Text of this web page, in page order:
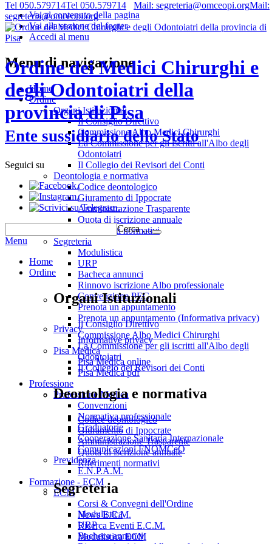
Vai al contenuto della pagina
Vai alla sezione del footer
Accedi al menu
Tel 050.579714Tel 050.579714 Mail: segreteria@omceopi.orgMail:
segreteria@omceopi.org
Ordine dei Medici Chirurghi e
degli Odontoiatri della
provincia di Pisa
Ente sussidiario dello Stato
Seguici su
.
.
.
Cerca …
Menu
Home
Ordine
Organi Istituzionali
Il Consiglio Direttivo
Commissione Albo Medici Chirurghi
La Commissione per gli iscritti all'Albo degli
Odontoiatri
Il Collegio dei Revisori dei Conti
Deontologia e normativa
Codice deontologico
Giuramento di Ippocrate
Amministrazione Trasparente
Quota di iscrizione annuale
Riferimenti normativi
Segreteria
Modulistica
URP
Bacheca annunci
Menu di navigazione
Home
Ordine
Organi Istituzionali
Il Consiglio Direttivo
Commissione Albo Medici Chirurghi
La Commissione per gli iscritti all'Albo degli
Odontoiatri
Il Collegio dei Revisori dei Conti
Deontologia e normativa
Codice deontologico
Giuramento di Ippocrate
Amministrazione Trasparente
Quota di iscrizione annuale
Riferimenti normativi
Segreteria
Modulistica
URP
Bacheca annunci
Rinnovo iscrizione Albo professionale
Convenzione PEC
Prenota un appuntamento
Prenota un appuntamento (Informativa privacy)
Privacy
Informative privacy
Pisa Medica
Pisa Medica online
Pisa Medica pdf
Professione
Professione Medica
Convenzioni
Normativa professionale
Graduatorie
Cooperazione Sanitaria Internazionale
Comunicazioni FNOMCeO
Previdenza
E.N.P.A.M.
Formazione - ECM
ECM
Corsi & Convegni dell'Ordine
News E.C.M.
Ricerca Eventi E.C.M.
Modulistica ECM